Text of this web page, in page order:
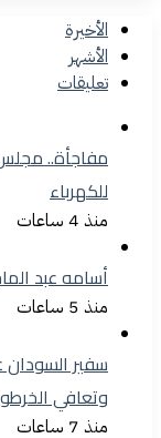
الأخيرة
الأشهر
تعليقات
مفاجأة.. مجلس
للكهرباء
منذ 4 ساعات
أسامه عبد
منذ 5 ساعات
سفير السودان
وتعافي
منذ 7 ساعات